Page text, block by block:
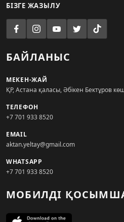
БІЗГЕ ЖАЗЫЛУ
БАЙЛАНЫС
МЕКЕН-ЖАЙ
ҚР, Астана қаласы, Әбікен Бектұров
ТЕЛЕФОН
+7 701 933 8520
EMAIL
aktan.yeltay@gmail.com
WHATSAPP
+7 701 933 8520
МОБИЛДІ